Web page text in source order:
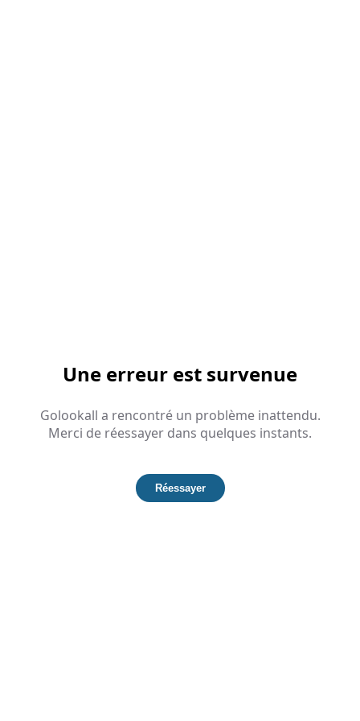
Une erreur est survenue
Golookall a rencontré un problème inattendu.
Merci de réessayer dans quelques instants.
Réessayer